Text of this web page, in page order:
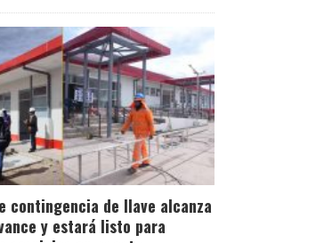
contingencia de Ilave alcanza
y estará listo para